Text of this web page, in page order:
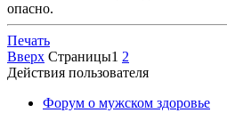
опасно.
Печать
Вверх Страницы1 2
Действия пользователя
Форум о мужском здоровье